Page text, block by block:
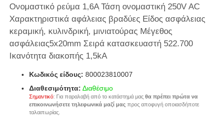
Ονομαστικό ρεύμα 1,6A Τάση ονομαστική 250V AC
Χαρακτηριστικά αφάλειας βραδύες Είδος ασφάλειας
κεραμική, κυλινδρική, μινιατούρας Μέγεθος
ασφάλειας5x20mm Σειρά κατασκευαστή 522.700
Ικανότητα διακοπής 1,5kA
Κωδικός είδους: 800023810007
Διαθεσιμότητα: Διαθέσιμο
Σημαντικό: Για παραλαβή από το κατάστημά μας θα πρέπει πρώτα να
επικοινωνήσετε τηλεφωνικά μαζί μας προς αποφυγή οποιασδήποτε
ταλαιπωρίας.